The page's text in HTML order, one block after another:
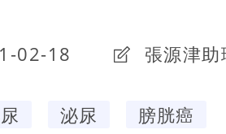
02-18 張源津助
泌尿 膀胱癌